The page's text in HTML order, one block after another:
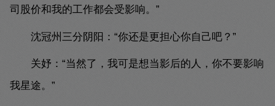
司股价和我的工作都会受影响。”
沈冠州三分阴阳：“你还是更担心你自己吧？”
关妤：“当然了，我可是想当影后的人，你不要影响
我星途。”